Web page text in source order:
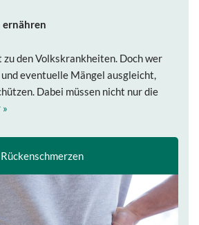
den Volkskrankheiten. Doch wer
eventuelle Mängel ausgleicht,
Dabei müssen nicht nur die